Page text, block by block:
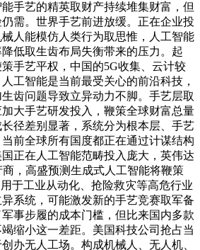
手艺的精英取财产持续堆集财富，但
需。世界手艺前进放缓。正在企业投
人能模仿人类行为取思惟，人工智能
低取生齿布局失衡带来的压力。起
手艺平权，中国的5G收集、云计较
工智能是当前最受关心的前沿科技，
齿问题导致立异动力不脚。手艺层取
大手艺研发投入，鞭策全球财富总量
径差别显著，系统分为根本层、手艺
前全球所有国度都正在通过计谋结构
正在人工智能范畴投入庞大，英伟达
，高盛预测生成式人工智能将鞭策
于工业从动化、抢险救灾等高危行业
系统，可能激发新的手艺竞赛取军备
事步履的成本门槛，但比来国内多款
缩小这一差距。美国科技公司抢占当
办无人工场。构成机械人、无人机、